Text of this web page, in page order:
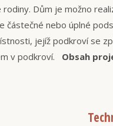
rodiny. Dům je možno
částečné nebo úplné
jejíž podkroví se
v podkroví. Obsah